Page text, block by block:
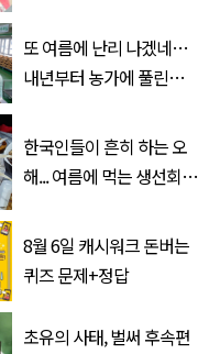
또 여름에 난리 나겠네…
내년부터 농가에 풀린다는
한국인들이 흔히 하는 오
해... 여름에 먹는 생선회가
8월 6일 캐시워크 돈버는
퀴즈 문제+정답
초유의 사태, 벌써 후속편